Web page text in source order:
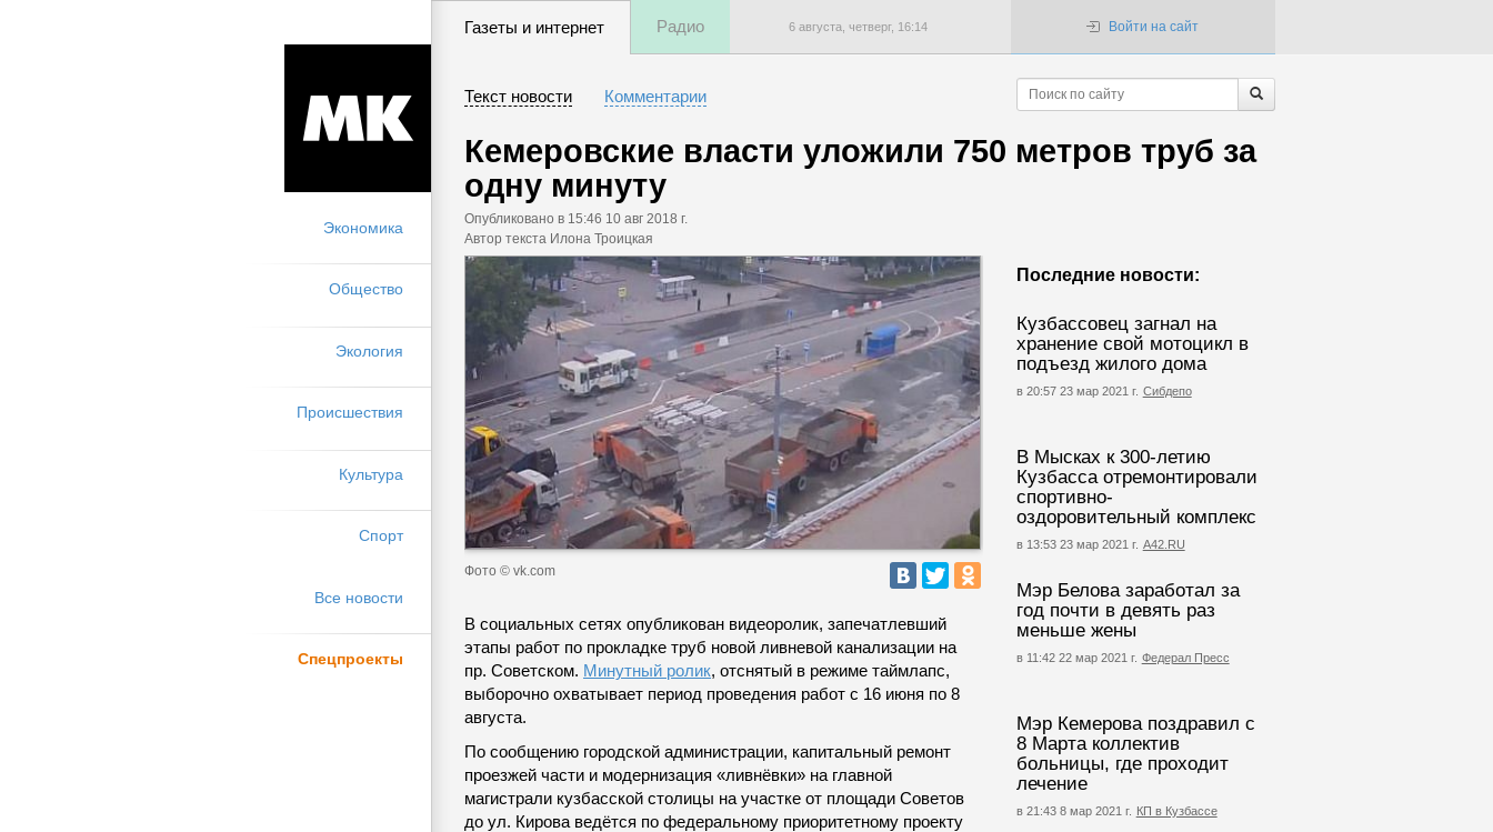
Экономика
Общество
Экология
Происшествия
Культура
Спорт
Все новости
Спецпроекты
Газеты и интернет Радио 6 августа, четверг, 16:14 Войти на сайт
Текст новости Комментарии
Кемеровские власти уложили 750 метров труб за
одну минуту
Опубликовано в 15:46 10 авг 2018 г.
Автор текста Илона Троицкая
Последние новости:
Кузбассовец загнал на
хранение свой мотоцикл в
подъезд жилого дома
в 20:57 23 мар 2021 г. Сибдепо
В Мысках к 300-летию
Кузбасса отремонтировали
спортивно-
оздоровительный комплекс
в 13:53 23 мар 2021 г. А42.RU
Мэр Белова заработал за
год почти в девять раз
меньше жены
в 11:42 22 мар 2021 г. Федерал Пресс
Мэр Кемерова поздравил с
8 Марта коллектив
больницы, где проходит
лечение
в 21:43 8 мар 2021 г. КП в Кузбассе
Фото © vk.com
В социальных сетях опубликован видеоролик, запечатлевший
этапы работ по прокладке труб новой ливневой канализации на
пр. Советском. Минутный ролик, отснятый в режиме таймлапс,
выборочно охватывает период проведения работ с 16 июня по 8
августа.
По сообщению городской администрации, капитальный ремонт
проезжей части и модернизация «ливнёвки» на главной
магистрали кузбасской столицы на участке от площади Советов
до ул. Кирова ведётся по федеральному приоритетному проекту